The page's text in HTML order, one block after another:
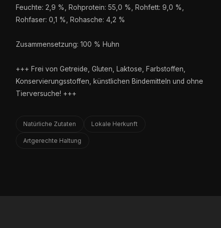
Feuchte: 2,9 %, Rohprotein: 55,0 %, Rohfett: 9,0 %,
Rohfaser: 0,1 %, Rohasche: 4,2 %
Zusammensetzung: 100 % Huhn
+++ Frei von Getreide, Gluten, Laktose, Farbstoffen,
Konservierungsstoffen, künstlichen Bindemitteln und ohne
Tierversuche! +++
Natürliche Zutaten Lokale Herkunft
Artgerechte Haltung